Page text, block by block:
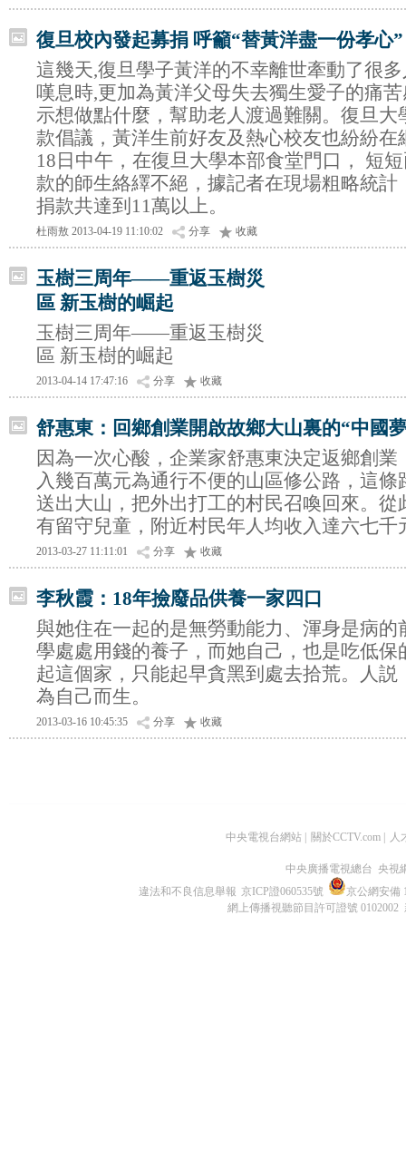
復旦校內發起募捐 呼籲“替黃洋盡一份孝心”
這幾天,復旦學子黃洋的不幸離世牽動了很
嘆息時,更加為黃洋父母失去獨生愛子的痛
示想做點什麼，幫助老人渡過難關。復旦大
款倡議，黃洋生前好友及熱心校友也紛紛在
18日中午，在復旦大學本部食堂門口， 短
款的師生絡繹不絕，據記者在現場粗略統計
捐款共達到11萬以上。
杜雨敖 2013-04-19 11:10:02 分享 收藏
玉樹三周年——重返玉樹災
區 新玉樹的崛起
玉樹三周年——重返玉樹災
區 新玉樹的崛起
2013-04-14 17:47:16 分享 收藏
舒惠東：回鄉創業開啟故鄉大山裏的“中國
因為一次心酸，企業家舒惠東決定返鄉創業
入幾百萬元為通行不便的山區修公路，這條
送出大山，把外出打工的村民召喚回來。從
有留守兒童，附近村民年人均收入達六七千
2013-03-27 11:11:01 分享 收藏
李秋霞：18年撿廢品供養一家四口
與她住在一起的是無勞動能力、渾身是病的
學處處用錢的養子，而她自己，也是吃低保
起這個家，只能起早貪黑到處去拾荒。人説
為自己而生。
2013-03-16 10:45:35 分享 收藏
中央電視台網站 關於CCTV.com 人
中央廣播電視總台 央視
違法和不良信息舉報 京ICP證060535號
京公網安備
網上傳播視聽節目許可證號 0102002